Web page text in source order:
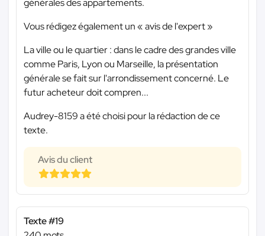
Vous rédigez également un « avis de l'expert »
La ville ou le quartier : dans le cadre des grandes ville
comme Paris, Lyon ou Marseille, la présentation
générale se fait sur l'arrondissement concerné. Le
futur acheteur doit compren...
Audrey-8159 a été choisi pour la rédaction de ce
texte.
Avis du client
Texte #19